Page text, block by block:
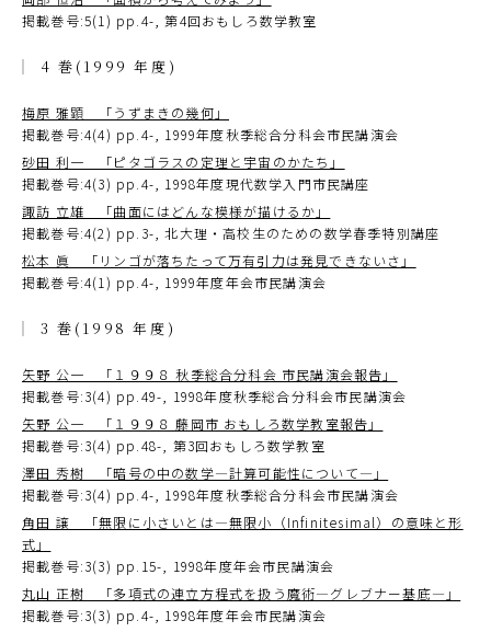
掲載巻号:5(1) pp.4-, 第4回おもしろ数学教室
4 巻(1999 年度)
梅原 雅顕 「うずまきの幾何」
掲載巻号:4(4) pp.4-, 1999年度秋季総合分科会市民講演会
砂田 利一 「ピタゴラスの定理と宇宙のかたち」
掲載巻号:4(3) pp.4-, 1998年度現代数学入門市民講座
諏訪 立雄 「曲面にはどんな模様が描けるか」
掲載巻号:4(2) pp.3-, 北大理・高校生のための数学春季特別講座
松本 眞 「リンゴが落ちたって万有引力は発見できないさ」
掲載巻号:4(1) pp.4-, 1999年度年会市民講演会
3 巻(1998 年度)
矢野 公一 「１９９８ 秋季総合分科会 市民講演会報告」
掲載巻号:3(4) pp.49-, 1998年度秋季総合分科会市民講演会
矢野 公一 「１９９８ 藤岡市 おもしろ数学教室報告」
掲載巻号:3(4) pp.48-, 第3回おもしろ数学教室
澤田 秀樹 「暗号の中の数学―計算可能性について―」
掲載巻号:3(4) pp.4-, 1998年度秋季総合分科会市民講演会
角田 譲 「無限に小さいとは―無限小（Infinitesimal）の意味と形
式」
掲載巻号:3(3) pp.15-, 1998年度年会市民講演会
丸山 正樹 「多項式の連立方程式を扱う魔術―グレブナー基底―」
掲載巻号:3(3) pp.4-, 1998年度年会市民講演会